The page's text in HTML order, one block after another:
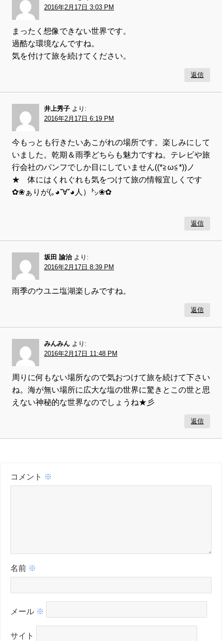
2016年2月17日 3:03 PM
まったく想像できない世界です。
過酷な環境なんですね。
気を付けて旅を続けてください。
返信
井上秀子 より:
2016年2月17日 6:19 PM
今もっとも行きたいあこがれの場所です。楽しみにして
いました。乾期＆雨季どちらも魅力ですね。テレビや旅
行会社のパンフでしか目にしていません((*≧ω≦*))ノ
★ 体にはくれぐれも気をつけて旅の情報宜しくです
✿❀ぁりが(｡◕ˇ∀ˇ◕人）㌧❀✿
返信
坂田 諭治 より:
2016年2月17日 8:39 PM
雨季のウユニ塩湖楽しみですね。
返信
みんみん より:
2016年2月17日 11:48 PM
周りに何もない場所なので気おつけて旅を続けて下さい
ね。海が無い場所に広大な塩の世界に驚きとこの世と思
えない神秘的な世界なのでしょうね★彡
返信
コメント ※
名前 ※
メール ※
サイト